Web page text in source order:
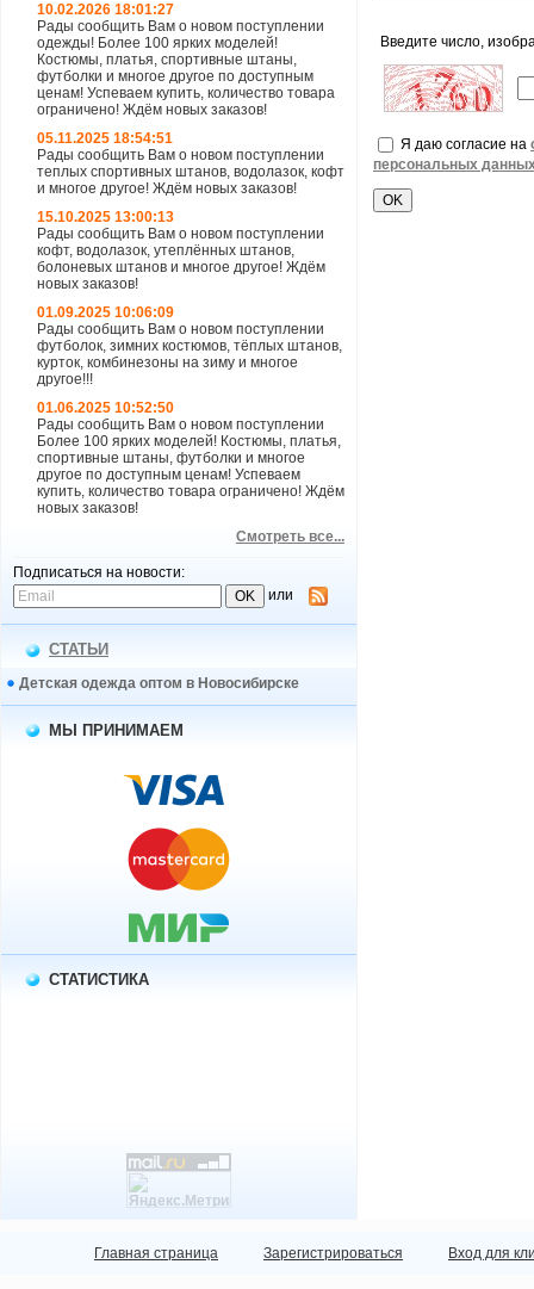
10.02.2026 18:01:27
Рады сообщить Вам о новом поступлении
одежды! Более 100 ярких моделей!
Костюмы, платья, спортивные штаны,
футболки и многое другое по доступным
ценам! Успеваем купить, количество товара
ограничено! Ждём новых заказов!
05.11.2025 18:54:51
Рады сообщить Вам о новом поступлении
теплых спортивных штанов, водолазок, кофт
и многое другое! Ждём новых заказов!
15.10.2025 13:00:13
Рады сообщить Вам о новом поступлении
кофт, водолазок, утеплённых штанов,
болоневых штанов и многое другое! Ждём
новых заказов!
01.09.2025 10:06:09
Рады сообщить Вам о новом поступлении
футболок, зимних костюмов, тёплых штанов,
курток, комбинезоны на зиму и многое
другое!!!
01.06.2025 10:52:50
Рады сообщить Вам о новом поступлении
Более 100 ярких моделей! Костюмы, платья,
спортивные штаны, футболки и многое
другое по доступным ценам! Успеваем
купить, количество товара ограничено! Ждём
новых заказов!
Смотреть все...
Подписаться на новости:
или
СТАТЬИ
Детская одежда оптом в Новосибирске
МЫ ПРИНИМАЕМ
СТАТИСТИКА
Введите число,
Я даю согласие на
персональных
Главная страница Зарегистрироваться Вход для